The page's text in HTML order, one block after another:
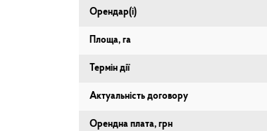
Орендар(і)
Площа, га
Термін дії
Актуальність договору
Орендна плата, грн